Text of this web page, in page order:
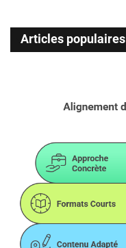
Articles populaires